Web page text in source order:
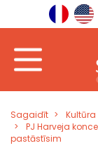
Sagaidīt Kultūra
PJ Harveja
pastāstīsim